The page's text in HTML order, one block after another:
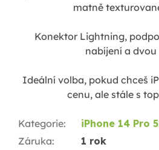
matně
Konektor Lightning,
nabíjení a dvou
Ideální volba, pokud chceš
cenu, ale stále s
Kategorie:
iPhone 14 Pro
Záruka:
1 rok